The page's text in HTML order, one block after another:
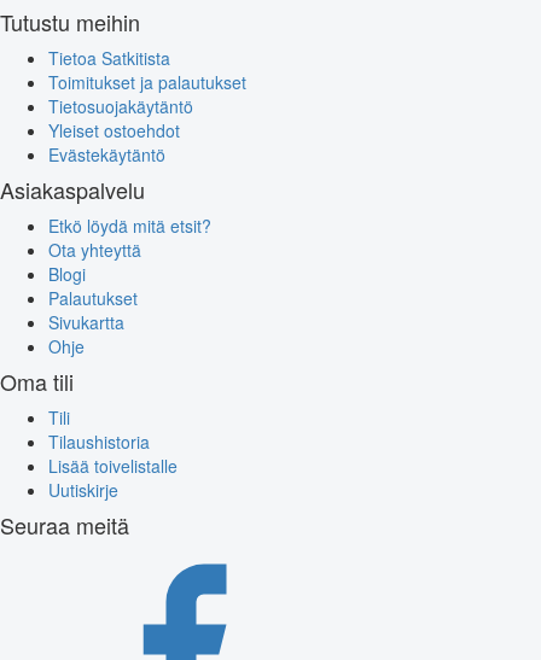
Tutustu meihin
Tietoa Satkitista
Toimitukset ja palautukset
Tietosuojakäytäntö
Yleiset ostoehdot
Evästekäytäntö
Asiakaspalvelu
Etkö löydä mitä etsit?
Ota yhteyttä
Blogi
Palautukset
Sivukartta
Ohje
Oma tili
Tili
Tilaushistoria
Lisää toivelistalle
Uutiskirje
Seuraa meitä